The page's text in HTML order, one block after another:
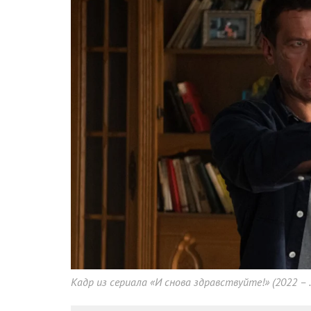
Кадр из сериала «И снова здравствуйте!» (2022 –